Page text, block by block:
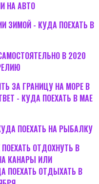
НА АВТО
ЗИМОЙ - КУДА ПОЕХАТЬ В
В 2020
ЗА ГРАНИЦУ НА МОРЕ В
- КУДА ПОЕХАТЬ В МАЕ
ПОЕХАТЬ НА РЫБАЛКУ
ОТДОХНУТЬ В
КАНАРЫ ИЛИ
ПОЕХАТЬ ОТДЫХАТЬ В